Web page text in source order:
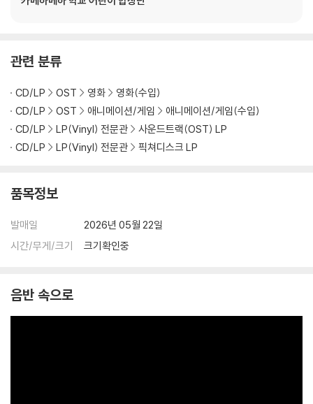
관련 분류
CD/LP OST 영화
영화(수입)
CD/LP
OST 애니메이션/게임
애니메이션/게임(수입)
CD/LP
LP(Vinyl) 전문관
사운드트랙(OST) LP
CD/LP
LP(Vinyl) 전문관 픽쳐디스크 LP
품목정보
발매일
2026년 05월 22일
시간/무게/크기
크기확인중
음반 속으로